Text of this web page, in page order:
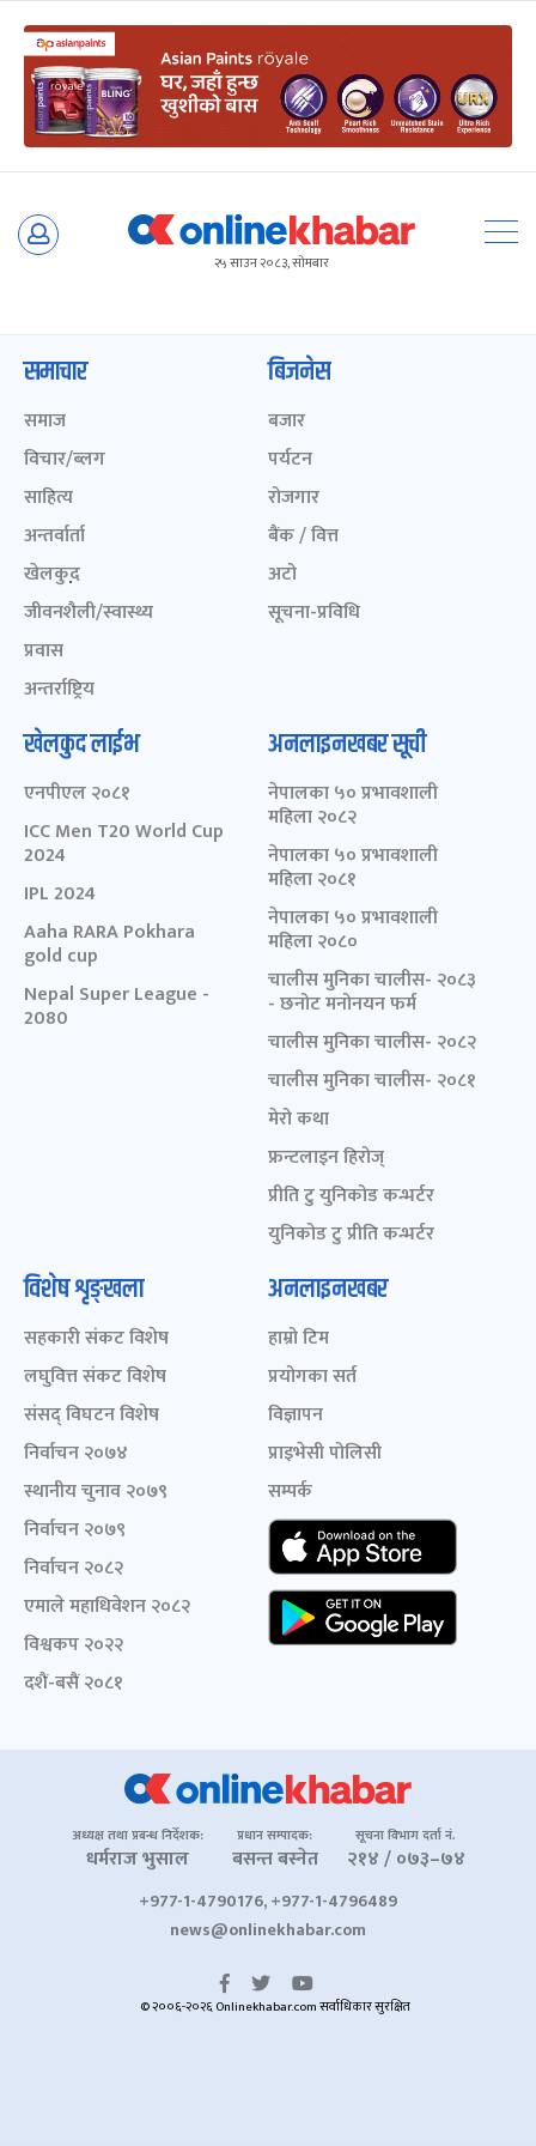
Skip
२५ साउन २०८३, सोमबार
समाचार
समाज
विचार/ब्लग
साहित्य
अन्तर्वार्ता
खेलकुद़़
जीवनशैली/स्वास्थ्य
प्रवास
अन्तर्राष्ट्रिय
बिजनेस
बजार
पर्यटन
रोजगार
बैंक / वित्त
अटो
सूचना-प्रविधि
खेलकुद लाईभ
एनपीएल २०८१
ICC Men T20 World Cup
2024
IPL 2024
Aaha RARA Pokhara
gold cup
Nepal Super League -
2080
अनलाइनखबर सूची
नेपालका ५० प्रभावशाली
महिला २०८२
नेपालका ५० प्रभावशाली
महिला २०८१
नेपालका ५० प्रभावशाली
महिला २०८०
चालीस मुनिका चालीस- २०८३
- छनोट मनोनयन फर्म
चालीस मुनिका चालीस- २०८२
चालीस मुनिका चालीस- २०८१
मेरो कथा
फ्रन्टलाइन हिरोज्
प्रीति टु युनिकोड कन्भर्टर
युनिकोड टु प्रीति कन्भर्टर
विशेष शृङ्खला
सहकारी संकट विशेष
लघुवित्त संकट विशेष
संसद् विघटन विशेष
निर्वाचन २०७४
स्थानीय चुनाव २०७९
निर्वाचन २०७९
निर्वाचन २०८२
एमाले महाधिवेशन २०८२
विश्वकप २०२२
दशैं-बसैं २०८१
अनलाइनखबर
हाम्रो टिम
प्रयोगका सर्त
विज्ञापन
प्राइभेसी पोलिसी
सम्पर्क
अध्यक्ष तथा प्रबन्ध निर्देशक:
धर्मराज भुसाल
प्रधान सम्पादक:
बसन्त बस्नेत
सूचना विभाग दर्ता नं.
२१४ / ०७३–७४
+977-1-4790176, +977-1-4796489
news@onlinekhabar.com
© २००६-२०२६ Onlinekhabar.com सर्वाधिकार सुरक्षित